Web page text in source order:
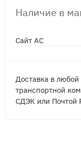
Наличие в
Сайт АС
Доставка в
транспортной
СДЭК или Почтой